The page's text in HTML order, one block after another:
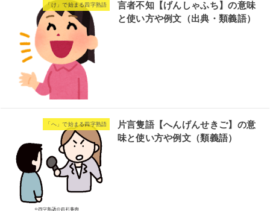
「け」で始まる四字熟語
言者不知【げんしゃふち】の意味
と使い方や例文（出典・類義語）
「へ」で始まる四字熟語
片言隻語【へんげんせきご】の意
味と使い方や例文（類義語）